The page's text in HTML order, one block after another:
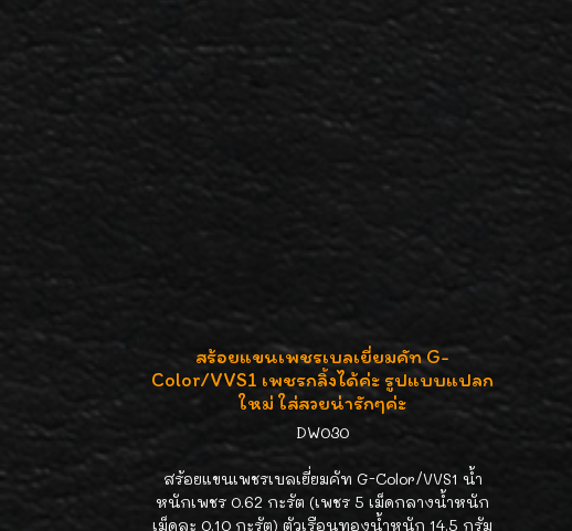
สร้อยแขนเพชรเบลเยี่ยมคัท G-
Color/VVS1 เพชรกลิ้งได้ค่ะ รูปแบบแปลก
ใหม่ ใส่สวยน่ารักๆค่ะ
DW030
สร้อยแขนเพชรเบลเยี่ยมคัท G-Color/VVS1 น้ำ
หนักเพชร 0.62 กะรัต (เพชร 5 เม็ดกลางน้ำหนัก
เม็ดละ 0.10 กะรัต) ตัวเรือนทองน้ำหนัก 14.5 กรัม